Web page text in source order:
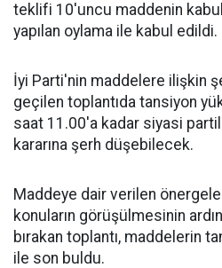
teklifi 10'uncu maddenin
yapılan oylama ile kabul edildi.
İyi Parti'nin maddelere ilişkin
geçilen toplantıda tansiyon
saat 11.00'a kadar siyasi
kararına şerh düşebilecek.
Maddeye dair verilen
konuların görüşülmesinin
bırakan toplantı, maddelerin
ile son buldu.